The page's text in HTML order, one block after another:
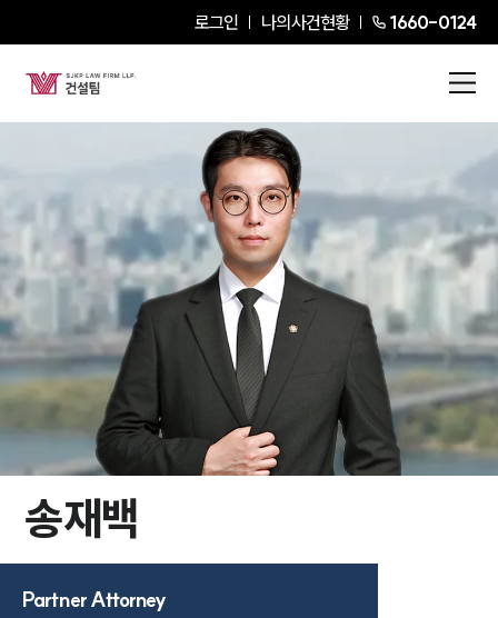
로그인 나의사건현황 1660-0124
송재백Partner Attorney
송재백
Partner Attorney